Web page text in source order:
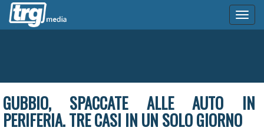
GUBBIO, SPACCATE ALLE AUTO IN
PERIFERIA. TRE CASI IN UN SOLO GIORNO